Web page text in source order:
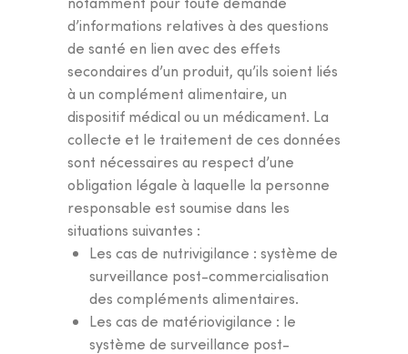
d’informations relatives à des questions
de santé en lien avec des effets
secondaires d’un produit, qu’ils soient liés
à un complément alimentaire, un
dispositif médical ou un médicament. La
collecte et le traitement de ces données
sont nécessaires au respect d’une
obligation légale à laquelle la personne
responsable est soumise dans les
situations suivantes :
Les cas de nutrivigilance : système de
surveillance post-commercialisation
des compléments alimentaires.
Les cas de matériovigilance : le
système de surveillance post-